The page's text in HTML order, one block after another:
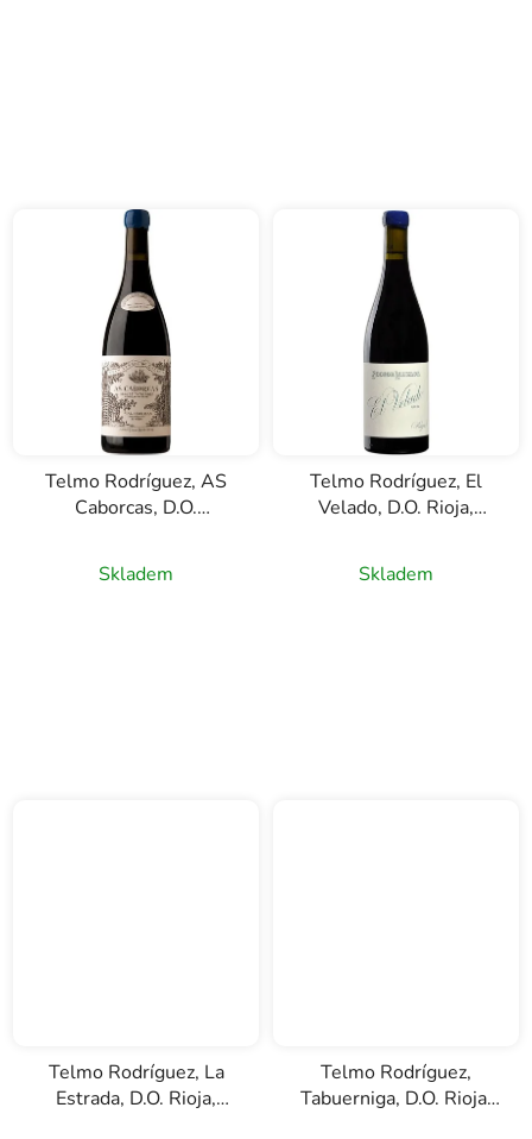
Telmo Rodríguez, AS
Caborcas, D.O.
víno, 0,75l
Skladem
Telmo Rodríguez, El
Velado, D.O. Rioja,
Skladem
Telmo Rodríguez, La
Estrada, D.O. Rioja,
Telmo Rodríguez,
Tabuerniga, D.O. Rioja,